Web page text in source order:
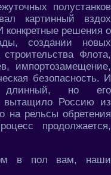
полустанков
картинный вздох
решения о
создании новых
Флота,
импортозамещение,
безопасность. И
но его
вытащило Россию из
на рельсы обретения
продолжается,
в пол вам, наши